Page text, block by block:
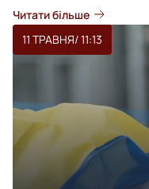
Читати більше
11 ТРАВНЯ/ 11:13